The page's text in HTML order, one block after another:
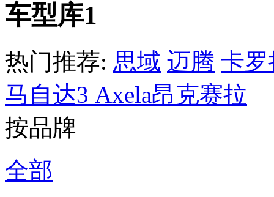
车型库1
热门推荐: 思域 迈腾 卡罗
马自达3 Axela昂克赛拉
按品牌
全部